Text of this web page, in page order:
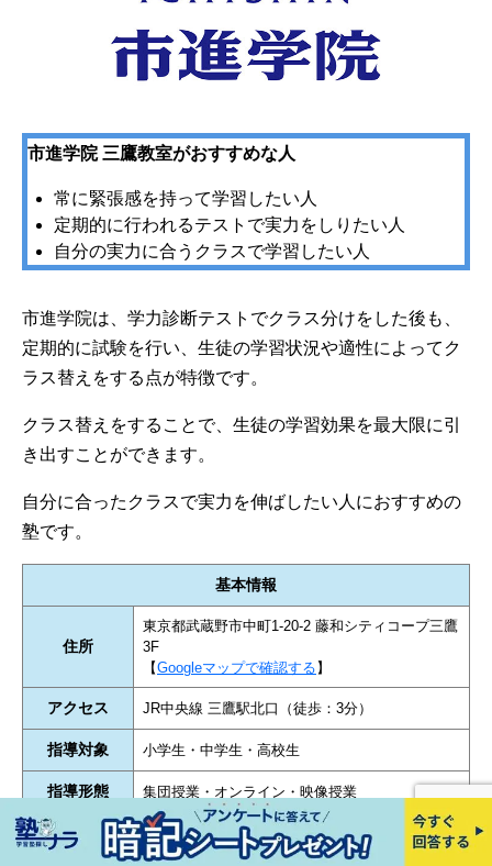
市進学院 三鷹教室がおすすめな人
常に緊張感を持って学習したい人
定期的に行われるテストで実力をしりたい人
自分の実力に合うクラスで学習したい人
市進学院は、学力診断テストでクラス分けをした後も、
定期的に試験を行い、生徒の学習状況や適性によってク
ラス替えをする点が特徴です。
クラス替えをすることで、生徒の学習効果を最大限に引
き出すことができます。
自分に合ったクラスで実力を伸ばしたい人におすすめの
塾です。
基本情報
住所
東京都武蔵野市中町1-20-2 藤和シティコープ三鷹
3F
【Googleマップで確認する 】
アクセス JR中央線 三鷹駅北口（徒歩：3分）
指導対象 小学生・中学生・高校生
指導形態 集団授業・オンライン・映像授業
対応可能な対
中学受験・高校受験・大学受験・定期テスト対策